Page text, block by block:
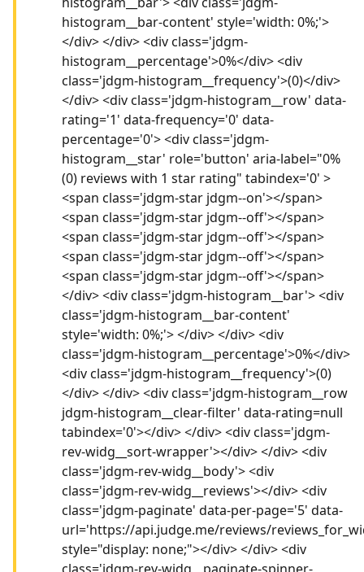
histogram__bar-content' style='width: 0%;'>
</div> </div> <div class='jdgm-
histogram__percentage'>0%</div> <div
class='jdgm-histogram__frequency'>(0)</div>
</div> <div class='jdgm-histogram__row' data-
rating='1' data-frequency='0' data-
percentage='0'> <div class='jdgm-
histogram__star' role='button' aria-label="0%
(0) reviews with 1 star rating" tabindex='0' >
<span class='jdgm-star jdgm--on'></span>
<span class='jdgm-star jdgm--off'></span>
<span class='jdgm-star jdgm--off'></span>
<span class='jdgm-star jdgm--off'></span>
<span class='jdgm-star jdgm--off'></span>
</div> <div class='jdgm-histogram__bar'> <div
class='jdgm-histogram__bar-content'
style='width: 0%;'> </div> </div> <div
class='jdgm-histogram__percentage'>0%</div>
<div class='jdgm-histogram__frequency'>(0)
</div> </div> <div class='jdgm-histogram__row
jdgm-histogram__clear-filter' data-rating=null
tabindex='0'></div> </div> <div class='jdgm-
rev-widg__sort-wrapper'></div> </div> <div
class='jdgm-rev-widg__body'> <div
class='jdgm-rev-widg__reviews'></div> <div
class='jdgm-paginate' data-per-page='5' data-
url='https://api.judge.me/reviews/
style="display: none;"></div> </div> <div